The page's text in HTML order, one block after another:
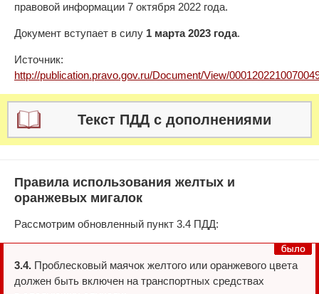
правовой информации 7 октября 2022 года.
Документ вступает в силу 1 марта 2023 года.
Источник:
http://publication.pravo.gov.ru/Document/View/
Текст ПДД с дополнениями
Правила использования желтых и
оранжевых мигалок
Рассмотрим обновленный пункт 3.4 ПДД:
3.4. Проблесковый маячок желтого или оранжевого цвета
должен быть включен на транспортных средствах